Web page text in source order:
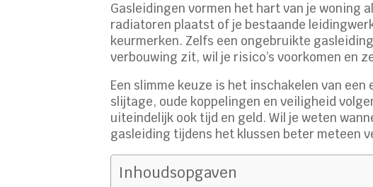
Gasleidingen vormen het hart van je woning
radiatoren plaatst of je bestaande
keurmerken. Zelfs een ongebruikte
verbouwing zit, wil je risico’s voorkomen en
Een slimme keuze is het inschakelen van
slijtage, oude koppelingen en veiligheid
uiteindelijk ook tijd en geld. Wil je weten
gasleiding tijdens het klussen beter meteen
Inhoudsopgaven